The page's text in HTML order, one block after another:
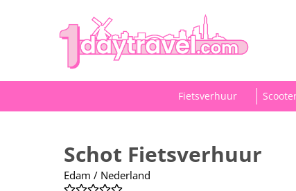
Fietsverhuur
Schot Fietsverhuur
Edam / Nederland